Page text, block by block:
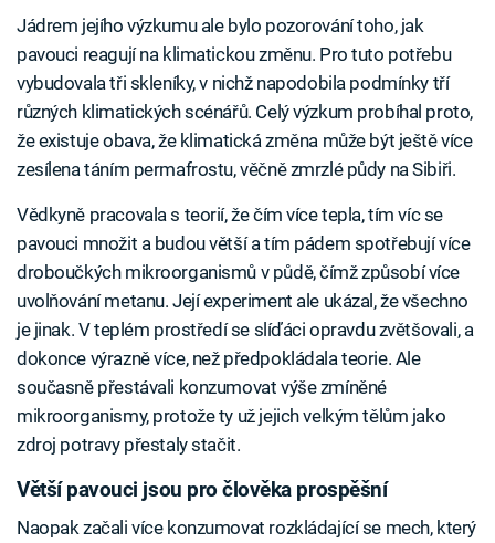
Jádrem jejího výzkumu ale bylo pozorování toho, jak
pavouci reagují na klimatickou změnu. Pro tuto potřebu
vybudovala tři skleníky, v nichž napodobila podmínky tří
různých klimatických scénářů. Celý výzkum probíhal proto,
že existuje obava, že klimatická změna může být ještě více
zesílena táním permafrostu, věčně zmrzlé půdy na Sibiři.
Vědkyně pracovala s teorií, že čím více tepla, tím víc se
pavouci množit a budou větší a tím pádem spotřebují více
droboučkých mikroorganismů v půdě, čímž způsobí více
uvolňování metanu. Její experiment ale ukázal, že všechno
je jinak. V teplém prostředí se slíďáci opravdu zvětšovali, a
dokonce výrazně více, než předpokládala teorie. Ale
současně přestávali konzumovat výše zmíněné
mikroorganismy, protože ty už jejich velkým tělům jako
zdroj potravy přestaly stačit.
Větší pavouci jsou pro člověka prospěšní
Naopak začali více konzumovat rozkládající se mech, který